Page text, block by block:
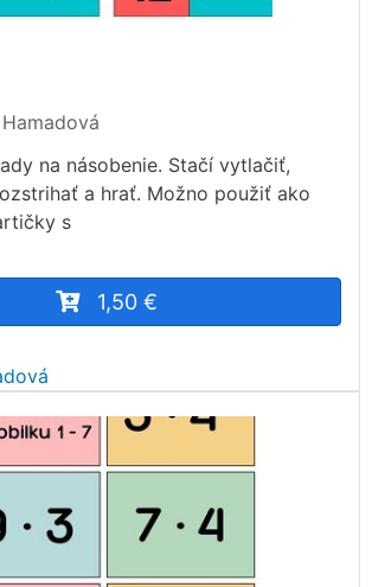
na násobenie. Stačí vytlačiť,
a hrať. Možno použiť ako
s
1,50 €